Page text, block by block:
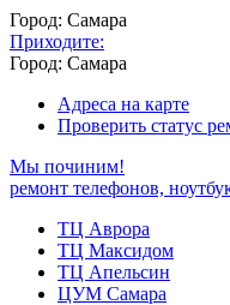
Город: Самара
Приходите:
Город: Самара
Адреса на карте
Проверить статус
Мы починим!
ремонт телефонов,
ТЦ Аврора
ТЦ Максидом
ТЦ Апельсин
ЦУМ Самара